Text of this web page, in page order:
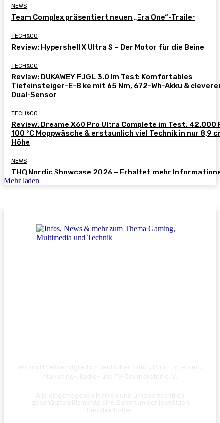
NEWS
Team Complex präsentiert neuen „Era One“-Trailer
TECH&CO
Review: Hypershell X Ultra S – Der Motor für die Beine
TECH&CO
Review: DUKAWEY FUGL 3.0 im Test: Komfortables
Tiefeinsteiger-E-Bike mit 65 Nm, 672-Wh-Akku &
Dual-Sensor
TECH&CO
Review: Dreame X60 Pro Ultra Complete im Test: 42.000
100 °C Moppwäsche & erstaunlich viel Technik in nur 8,9
Höhe
NEWS
THQ Nordic Showcase 2026 – Erhaltet mehr
Mehr laden